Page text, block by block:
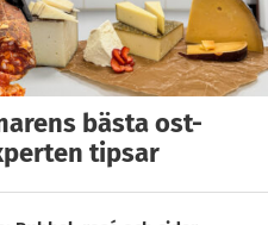
bästa ost-
tipsar